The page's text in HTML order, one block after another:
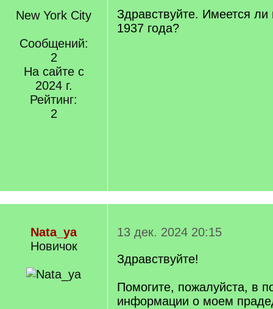
New York City
Сообщений:
2
На сайте с
2024 г.
Рейтинг:
2
Здравствуйте. Имеется ли
1937 года?
Nata_ya
Новичок
13 дек. 2024 20:15
Здравствуйте!
Помогите, пожалуйста, в
информации о моем